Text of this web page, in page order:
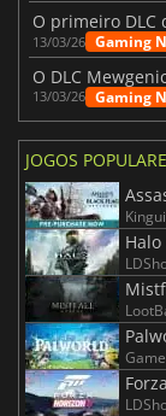
13/03/26 Gaming
O DLC
13/03/26 Gaming
JOGOS